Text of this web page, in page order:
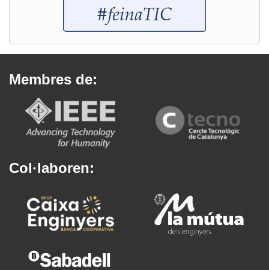
Membres de:
Col·laboren: